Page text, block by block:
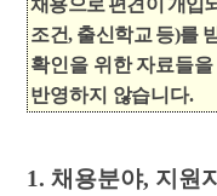
채용으로 편견이 개입
조건, 출신학교 등)를
확인을 위한 자료들
반영하지 않습니다.
1.채용분야, 지원